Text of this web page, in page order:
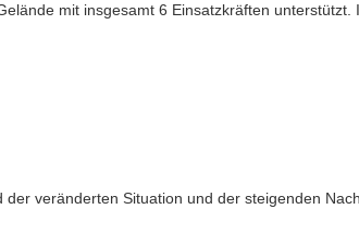
mit insgesamt 6 Einsatzkräften unterstützt.
veränderten Situation und der steigenden